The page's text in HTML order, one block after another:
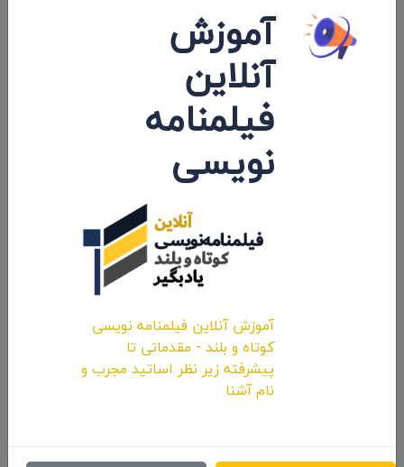
۱۴۰۱/۰۵/۲۸
حضور انیمیشن کوتاه «پوتین» سید محسن
آموزش
آنلاین
فیلمنامه
نویسی
آموزش آنلاین فیلمنامه نویسی
کوتاه و بلند - مقدماتی تا
پیشرفته زیر نظر اساتید مجرب و
نام آشنا